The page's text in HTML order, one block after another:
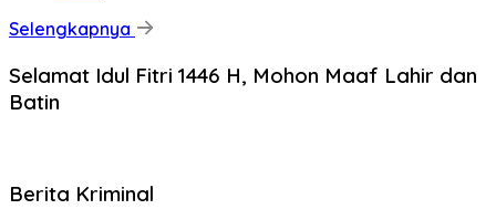
Selengkapnya
Selamat Idul Fitri 1446 H, Mohon Maaf Lahir dan
Batin
Berita Kriminal